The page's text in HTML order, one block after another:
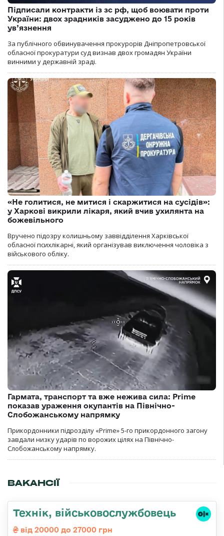
Підписали контракти із зс рф, щоб воювати проти
України: двох зрадників засуджено до 15 років
ув’язнення
За публічного обвинувачення прокурорів Дніпропетровської
обласної прокуратури суд визнав двох громадян України
винними у державній зраді.
«Не голитися, не митися і скаржитися на сусідів»:
у Харкові викрили лікаря, який вчив ухилянта на
божевільного
Вручено підозру колишньому заввідділення Харківської
обласної психлікарні, який організував виключення чоловіка з
військового обліку.
Гармата, транспорт та вже нежива сила: Prime
показав ураження окупантів на Північно-
Слобожанському напрямку
Прикордонники підрозділу «Prime» 5-го прикордонного загону
завдали низку ударів по ворожих цілях на Північно-
Слобожанському напрямку.
ВАКАНСІЇ
Технік, військовослужбовець
від 20000 до 27000 грн